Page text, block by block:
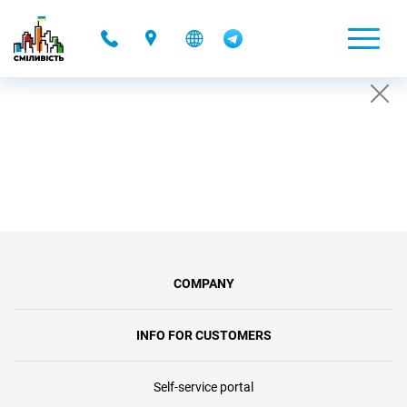
COMPANY
INFO FOR CUSTOMERS
Self-service portal